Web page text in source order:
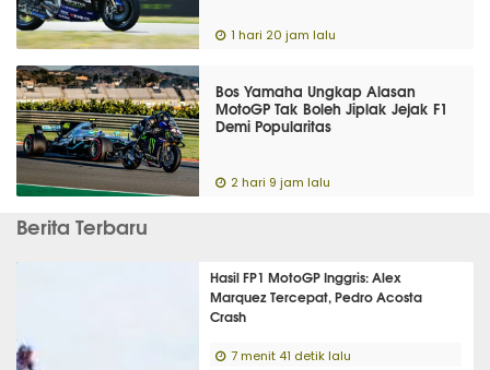
1 hari 20 jam lalu
Bos Yamaha Ungkap Alasan
MotoGP Tak Boleh Jiplak Jejak F1
Demi Popularitas
2 hari 9 jam lalu
Berita Terbaru
Hasil FP1 MotoGP Inggris: Alex
Marquez Tercepat, Pedro Acosta
Crash
7 menit 41 detik lalu